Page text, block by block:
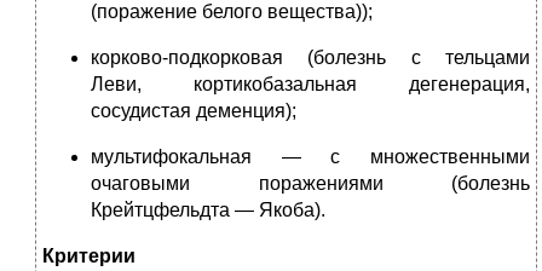
(поражение белого вещества));
корково-подкорковая (болезнь с тельцами
Леви, кортикобазальная дегенерация,
сосудистая деменция);
мультифокальная — с множественными
очаговыми поражениями (болезнь
Крейтцфельдта — Якоба).
Критерии